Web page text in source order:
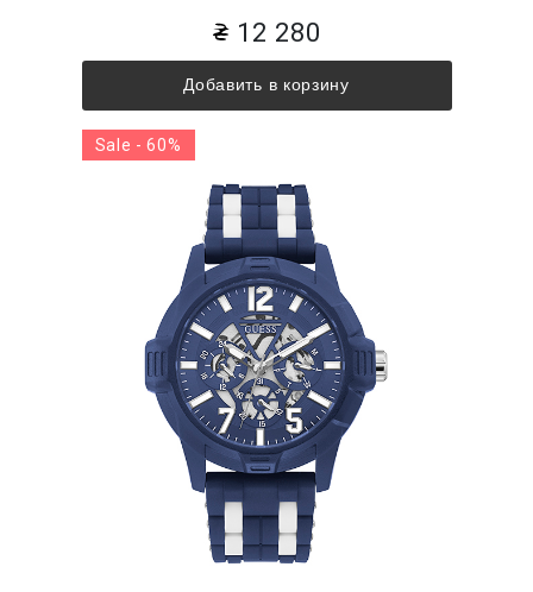
12 280
Добавить в корзину
Sale - 60%